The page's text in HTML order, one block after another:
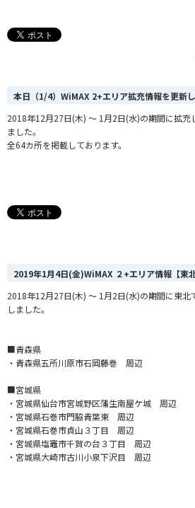
本日（1/4）WiMAX 2+エリア拡充情報を更新し
2018年12月27日(木) ～ 1月2日(水)の期間に拡充
ました。
全64カ所を掲載しております。
2019年1月4日(金)WiMAX ２+エリア情報【東北
2018年12月27日(木) ～ 1月2日(水)の期間に東北
しました。
■青森県
・青森県五所川原市石岡藤巻 周辺
■宮城県
・宮城県仙台市宮城野区蒲生南屋ケ城 周辺
・宮城県石巻市門脇青葉東 周辺
・宮城県石巻市貞山３丁目 周辺
・宮城県塩竈市千賀の台３丁目 周辺
・宮城県大崎市古川小泉下沢目 周辺